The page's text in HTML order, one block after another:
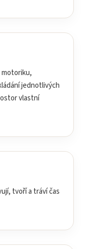
jednotlivých
vlastní
tvoří a tráví čas